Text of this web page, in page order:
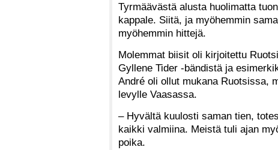
Tyrmäävästä alusta huolimatta
kappale. Siitä, ja myöhemmin
myöhemmin hittejä.
Molemmat biisit oli kirjoitettu
Gyllene Tider -bändistä ja
André oli ollut mukana Ruotsissa,
levylle Vaasassa.
– Hyvältä kuulosti saman tien,
kaikki valmiina. Meistä tuli ajan
poika.